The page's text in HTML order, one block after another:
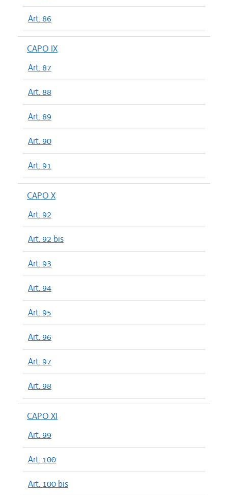
Art. 86
CAPO IX
Art. 87
Art. 88
Art. 89
Art. 90
Art. 91
CAPO X
Art. 92
Art. 92 bis
Art. 93
Art. 94
Art. 95
Art. 96
Art. 97
Art. 98
CAPO XI
Art. 99
Art. 100
Art. 100 bis